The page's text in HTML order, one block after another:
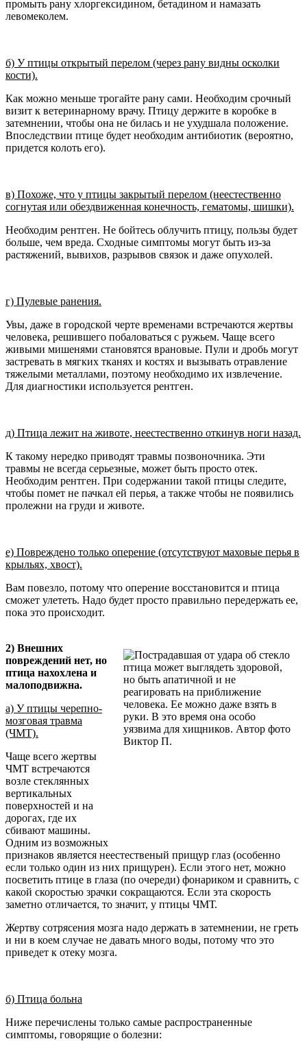
промыть рану хлоргексидином, бетадином и намазать
левомеколем.
б) У птицы открытый перелом (через рану видны осколки
кости).
Как можно меньше трогайте рану сами. Необходим срочный
визит к ветеринарному врачу. Птицу держите в коробке в
затемнении, чтобы она не билась и не ухудшала положение.
Впоследствии птице будет необходим антибиотик (вероятно,
придется колоть его).
в) Похоже, что у птицы закрытый перелом (неестественно
согнутая или обездвиженная конечность, гематомы, шишки).
Необходим рентген. Не бойтесь облучить птицу, пользы будет
больше, чем вреда. Сходные симптомы могут быть из-за
растяжений, вывихов, разрывов связок и даже опухолей.
г) Пулевые ранения.
Увы, даже в городской черте временами встречаются жертвы
человека, решившего побаловаться с ружьем. Чаще всего
живыми мишенями становятся врановые. Пули и дробь могут
застревать в мягких тканях и костях и вызывать отравление
тяжелыми металлами, поэтому необходимо их извлечение.
Для диагностики используется рентген.
д) Птица лежит на животе, неестественно откинув ноги назад.
К такому нередко приводят травмы позвоночника. Эти
травмы не всегда серьезные, может быть просто отек.
Необходим рентген. При содержании такой птицы следите,
чтобы помет не пачкал ей перья, а также чтобы не появились
пролежни на груди и животе.
е) Повреждено только оперение (отсутствуют маховые перья в
крыльях, хвост).
Вам повезло, потому что оперение восстановится и птица
сможет улететь. Надо будет просто правильно передержать ее,
пока это происходит.
2) Внешних
повреждений нет, но
птица нахохлена и
малоподвижна.
а) У птицы черепно-
мозговая травма
(ЧМТ).
Чаще всего жертвы
ЧМТ встречаются
возле стеклянных
вертикальных
поверхностей и на
дорогах, где их
сбивают машины.
Одним из возможных
признаков является неестественый прищур глаз (особенно
если только один из них прищурен). Если этого нет, можно
посветить птице в глаза (по очереди) фонариком и сравнить, с
какой скоростью зрачки сокращаются. Если эта скорость
заметно отличается, то значит, у птицы ЧМТ.
Жертву сотрясения мозга надо держать в затемнении, не греть
и ни в коем случае не давать много воды, потому что это
приведет к отеку мозга.
б) Птица больна
Ниже перечислены только самые распространенные
симптомы, говорящие о болезни: